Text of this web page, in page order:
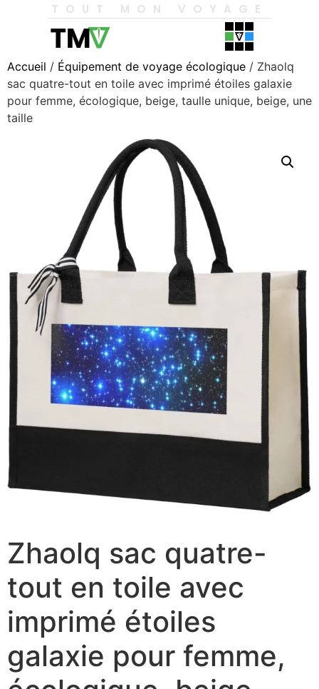
TOUT MON VOYAGE
Accueil / Équipement de voyage écologique / Zhaolq
sac quatre-tout en toile avec imprimé étoiles galaxie
pour femme, écologique, beige, taulle unique, beige, une
taille
Zhaolq sac quatre-
tout en toile avec
imprimé étoiles
galaxie pour femme,